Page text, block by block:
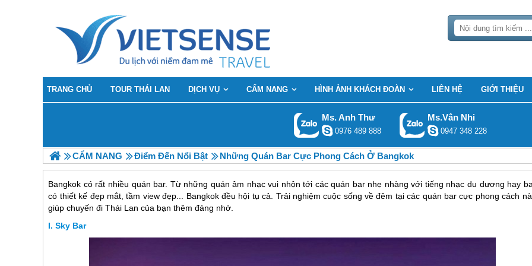
TRANG CHỦ TOUR THÁI LAN DỊCH VỤ CẨM NANG HÌNH ẢNH KHÁCH ĐOÀN LIÊN HỆ GIỚI THIỆU
Ms. Anh Thư
0976 489 888
Ms.Vân Nhi
0947 348 228
CẨM NANG Điểm Đến Nổi Bật Những Quán Bar Cực Phong Cách Ở Bangkok
Bangkok có rất nhiều quán bar. Từ những quán âm nhạc vui nhộn tới các quán bar nhẹ nhàng với tiếng nhạc du dương hay
có thiết kế đẹp mắt, tầm view đẹp... Bangkok đều hội tụ cả. Trải nghiệm cuộc sống về đêm tại các quán bar cực phong cách
giúp chuyến đi Thái Lan của bạn thêm đáng nhớ.
Sky Bar